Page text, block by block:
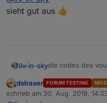
schaut so aus:
sieht gut aus 👍
liv-in-skydie codes des
getVoucher():
Spoiler
Offline
dslraser FORUM TESTING
schrieb am 30. Aug. 2019,
zuletzt editiert von